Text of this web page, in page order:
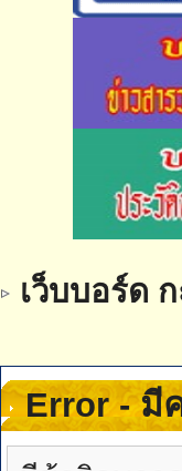
เว็บบอร์ด
Error - มี